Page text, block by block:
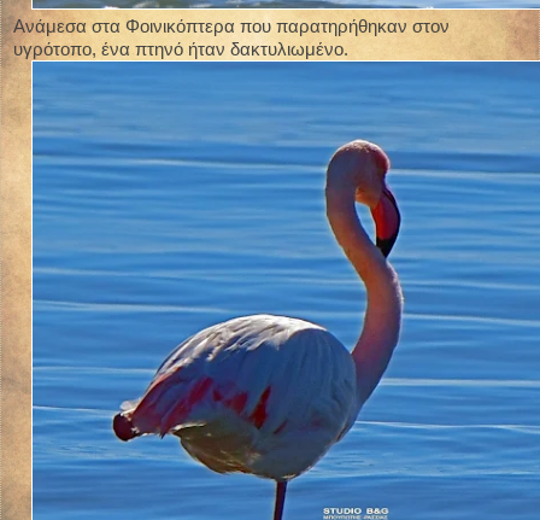
Ανάμεσα στα Φοινικόπτερα που παρατηρήθηκαν στον
υγρότοπο, ένα πτηνό ήταν δακτυλιωμένο.